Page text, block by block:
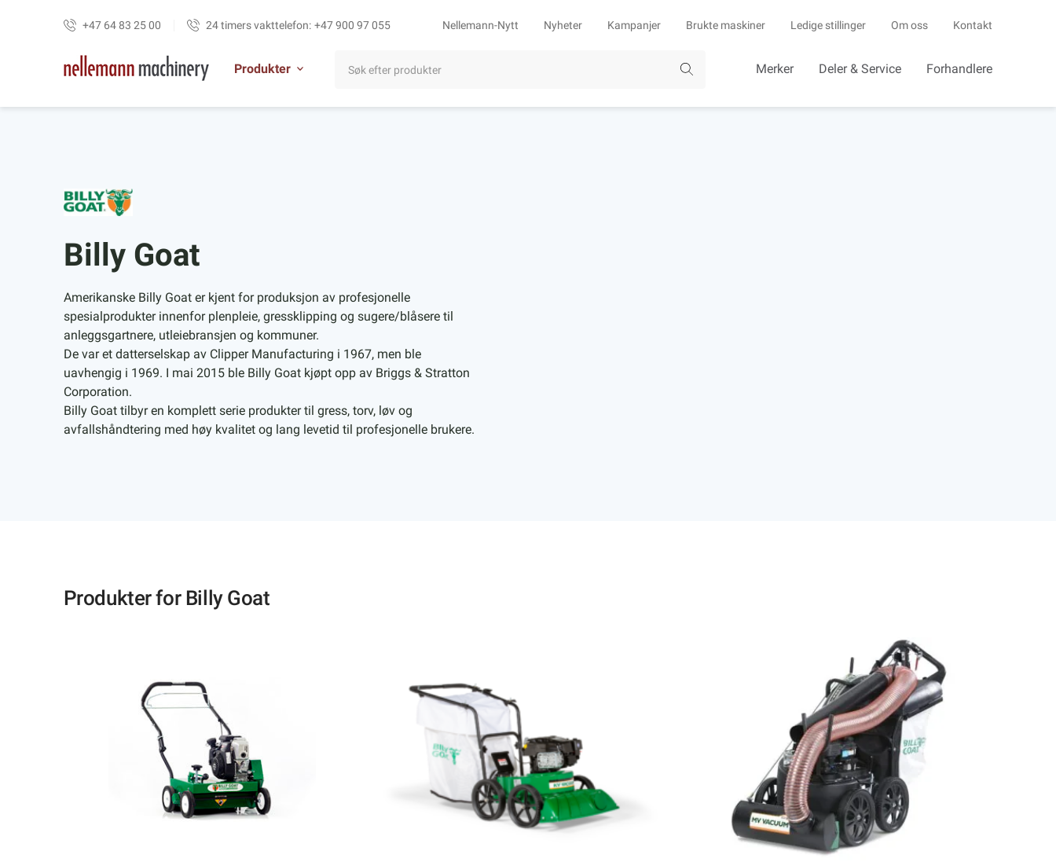
+47 64 83 25 00 24 timers vakttelefon: +47 900 97 055 Nellemann-Nytt Nyheter Kampanjer Brukte maskiner Ledige stillinger Om oss Kontakt
Produkter Merker Deler & Service Forhandlere
Billy Goat
Amerikanske Billy Goat er kjent for produksjon av profesjonelle
spesialprodukter innenfor plenpleie, gressklipping og sugere/blåsere til
anleggsgartnere, utleiebransjen og kommuner.
De var et datterselskap av Clipper Manufacturing i 1967, men ble
uavhengig i 1969. I mai 2015 ble Billy Goat kjøpt opp av Briggs & Stratton
Corporation.
Billy Goat tilbyr en komplett serie produkter til gress, torv, løv og
avfallshåndtering med høy kvalitet og lang levetid til profesjonelle brukere.
Produkter for Billy Goat